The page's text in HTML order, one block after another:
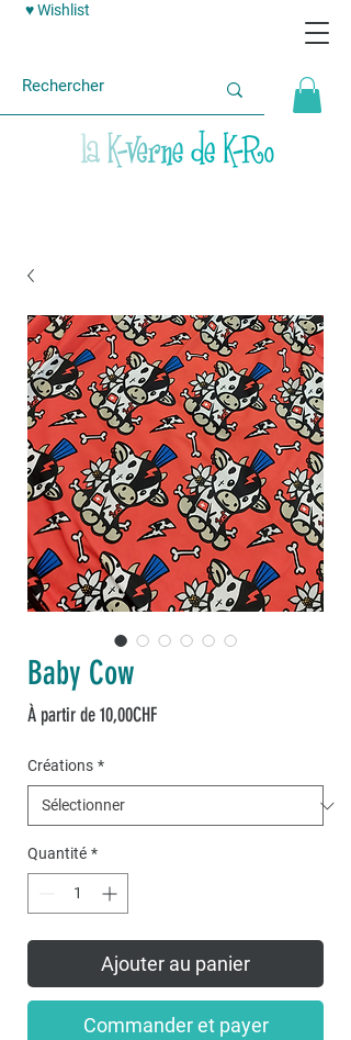
♥ Wishlist
Baby Cow
À partir de10,00CHFPrix
Créations *
Quantité *
Ajouter au panier
Commander et payer